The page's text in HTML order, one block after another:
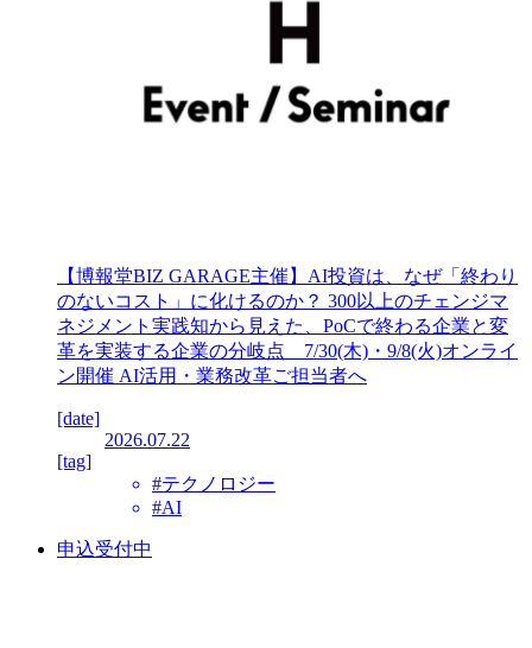
【博報堂BIZ GARAGE主催】AI投資は、なぜ「終わり
のないコスト」に化けるのか？ 300以上のチェンジマ
ネジメント実践知から見えた、PoCで終わる企業と変
革を実装する企業の分岐点 7/30(木)・9/8(火)オンライ
ン開催 AI活用・業務改革ご担当者へ
[date]
2026.07.22
[tag]
#テクノロジー
#AI
申込受付中